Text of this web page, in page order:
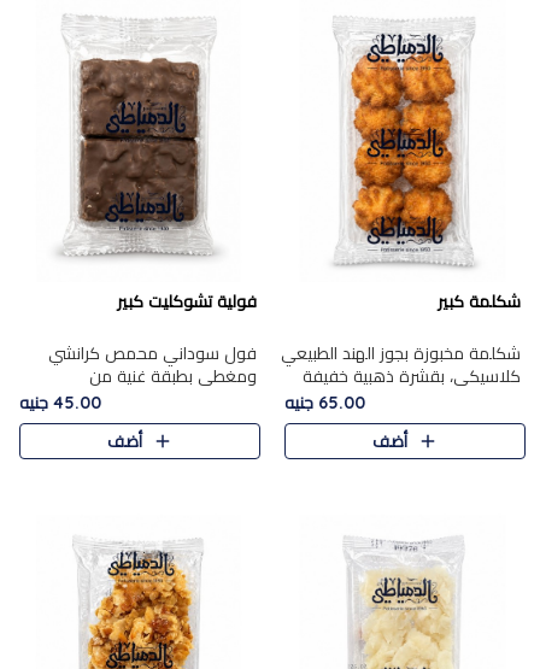
شكلمة كبير
شكلمة مخبوزة بجوز الهند الطبيعي
كلاسيكي، بقشرة ذهبية خفيفة
وقلب طري رطب يذوب في الفم،
تمنحك المذاق الشرقي الحلو الأصيل
التقليدي في كل لقمة.
65.00 جنيه
أضف
فولية تشوكليت كبير
فول سوداني محمص كرانشي
ومغطى بطبقة غنية من
الشوكولاتة، يجمع بين طعم
القرمشة الأصيلة الكلاسكيكية
التقليدية للفول السوداني وحلاوة
45.00 جنيه
أضف